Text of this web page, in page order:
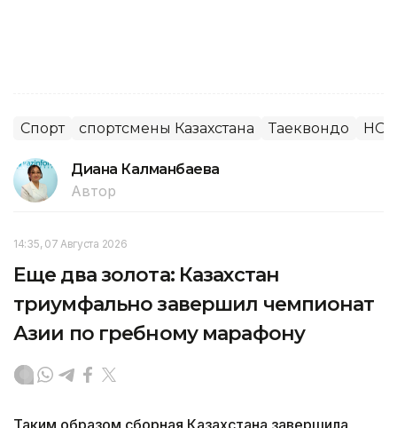
Спорт спортсмены Казахстана Таеквондо НОК
Диана Калманбаева
Автор
14:35, 07 Августа 2026
Еще два золота: Казахстан
триумфально завершил чемпионат
Азии по гребному марафону